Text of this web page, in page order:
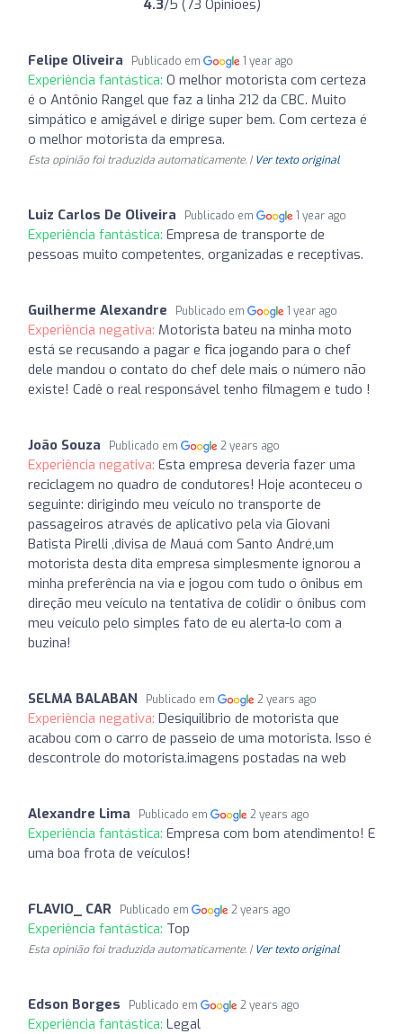
4.3/5 (73 Opiniões)
Felipe Oliveira Publicado em 1 year ago
Experiência fantástica: O melhor motorista com certeza
é o Antônio Rangel que faz a linha 212 da CBC. Muito
simpático e amigável e dirige super bem. Com certeza é
o melhor motorista da empresa.
Esta opinião foi traduzida automaticamente. | Ver texto original
Luiz Carlos De Oliveira Publicado em 1 year ago
Experiência fantástica: Empresa de transporte de
pessoas muito competentes, organizadas e receptivas.
Guilherme Alexandre Publicado em 1 year ago
Experiência negativa: Motorista bateu na minha moto
está se recusando a pagar e fica jogando para o chef
dele mandou o contato do chef dele mais o número não
existe! Cadê o real responsável tenho filmagem e tudo !
João Souza Publicado em 2 years ago
Experiência negativa: Esta empresa deveria fazer uma
reciclagem no quadro de condutores! Hoje aconteceu o
seguinte: dirigindo meu veículo no transporte de
passageiros através de aplicativo pela via Giovani
Batista Pirelli ,divisa de Mauá com Santo André,um
motorista desta dita empresa simplesmente ignorou a
minha preferência na via e jogou com tudo o ônibus em
direção meu veículo na tentativa de colidir o ônibus com
meu veículo pelo simples fato de eu alerta-lo com a
buzina!
SELMA BALABAN Publicado em 2 years ago
Experiência negativa: Desiquilibrio de motorista que
acabou com o carro de passeio de uma motorista. Isso é
descontrole do motorista.imagens postadas na web
Alexandre Lima Publicado em 2 years ago
Experiência fantástica: Empresa com bom atendimento! E
uma boa frota de veículos!
FLAVIO_ CAR Publicado em 2 years ago
Experiência fantástica: Top
Esta opinião foi traduzida automaticamente. | Ver texto original
Edson Borges Publicado em 2 years ago
Experiência fantástica: Legal